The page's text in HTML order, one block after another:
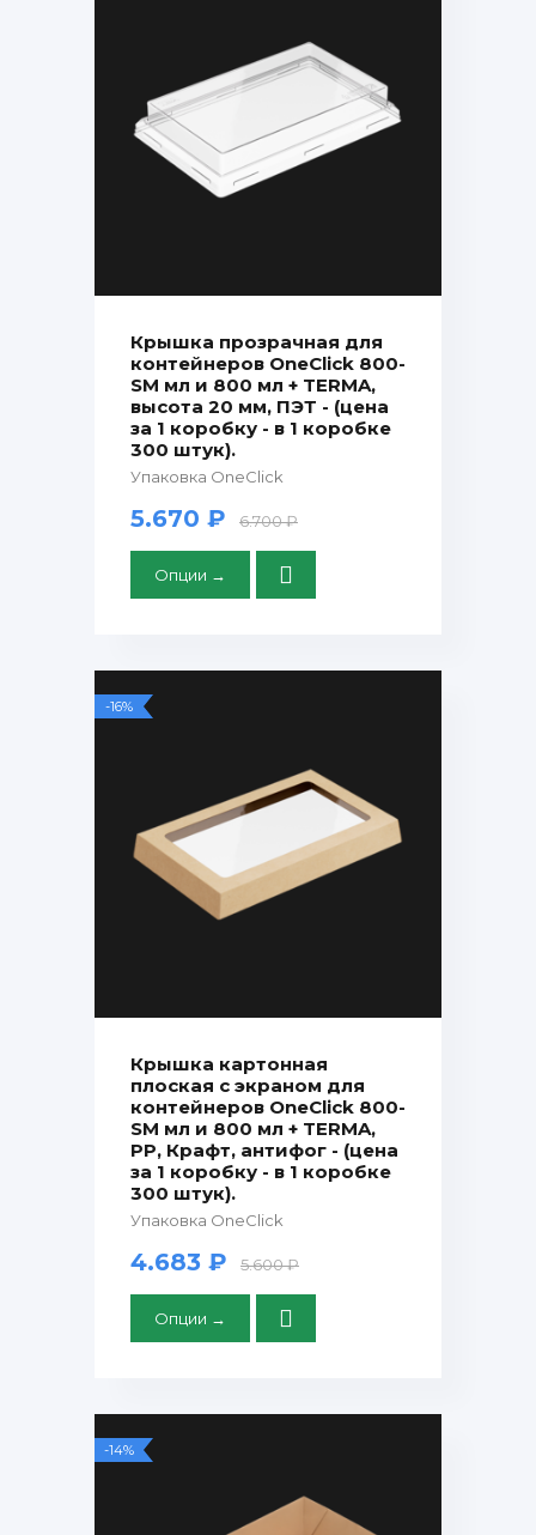
Крышка прозрачная для
контейнеров OneClick 800-
SM мл и 800 мл + TERMA,
высота 20 мм, ПЭТ - (цена
за 1 коробку - в 1 коробке
300 штук).
Упаковка OneClick
5.670 ₽ 6.700 ₽
Опции →
-16%
Крышка картонная
плоская с экраном для
контейнеров OneClick 800-
SM мл и 800 мл + TERMA,
PP, Крафт, антифог - (цена
за 1 коробку - в 1 коробке
300 штук).
Упаковка OneClick
4.683 ₽ 5.600 ₽
Опции →
-14%